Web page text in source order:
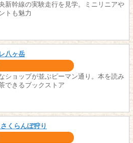
新幹線の実験走行を見学。ミニリニアや
トも魅力
八ヶ岳
ショップが並ぶピーマン通り。本を読み
できるブックストア
くらんぼ狩り